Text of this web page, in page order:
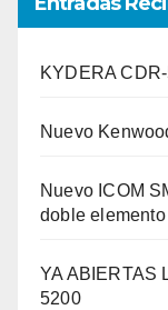
KYDERA
Nuevo
Nuevo ICOM
doble
YA ABIERTAS
5200